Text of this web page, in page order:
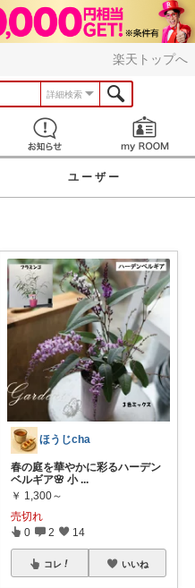
楽天トップへ
詳細検索
見つける お知らせ
ユーザー
ほうじcha
春の庭を華やかに彩るハーデン
ベルギア🌸 小 ...
￥ 1,300～
売切れ
0 2 14
コレ いいね